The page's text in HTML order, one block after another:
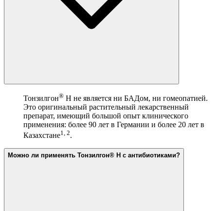
Тонзилгон® Н не является ни БАДом, ни гомеопатией.
Это оригинальный растительный лекарственный
препарат, имеющий большой опыт клинического
применения: более 90 лет в Германии и более 20 лет в
Казахстане1, 2.
Можно ли применять Тонзилгон® Н с антибиотиками?